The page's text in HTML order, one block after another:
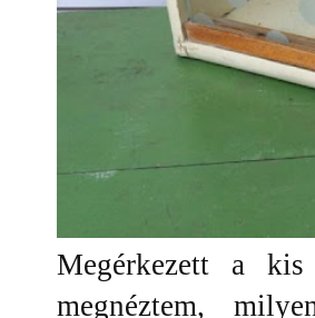
Megérkezett a
megnéztem,